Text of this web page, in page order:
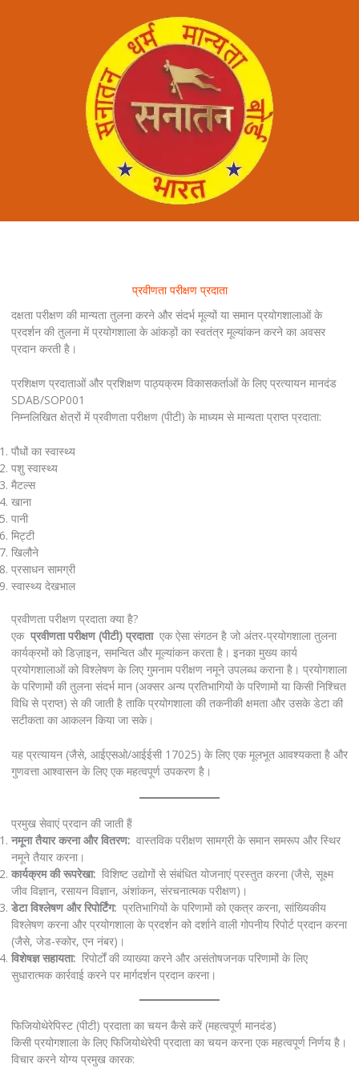
प्रवीणता परीक्षण प्रदाता
दक्षता परीक्षण की मान्यता तुलना करने और संदर्भ मूल्यों या समान प्रयोगशालाओं के
प्रदर्शन की तुलना में प्रयोगशाला के आंकड़ों का स्वतंत्र मूल्यांकन करने का अवसर
प्रदान करती है।
प्रशिक्षण प्रदाताओं और प्रशिक्षण पाठ्यक्रम विकासकर्ताओं के लिए प्रत्यायन मानदंड
SDAB/SOP001
निम्नलिखित क्षेत्रों में प्रवीणता परीक्षण (पीटी) के माध्यम से मान्यता प्राप्त प्रदाता:
पौधों का स्वास्थ्य
पशु स्वास्थ्य
मैटल्स
खाना
पानी
मिट्टी
खिलौने
प्रसाधन सामग्री
स्वास्थ्य देखभाल
प्रवीणता परीक्षण प्रदाता क्या है?
एक प्रवीणता परीक्षण (पीटी) प्रदाताएक ऐसा संगठन है जो अंतर-प्रयोगशाला तुलना
कार्यक्रमों को डिज़ाइन, समन्वित और मूल्यांकन करता है। इनका मुख्य कार्य
प्रयोगशालाओं को विश्लेषण के लिए गुमनाम परीक्षण नमूने उपलब्ध कराना है। प्रयोगशाला
के परिणामों की तुलना संदर्भ मान (अक्सर अन्य प्रतिभागियों के परिणामों या किसी निश्चित
विधि से प्राप्त) से की जाती है ताकि प्रयोगशाला की तकनीकी क्षमता और उसके डेटा की
सटीकता का आकलन किया जा सके।
यह प्रत्यायन (जैसे, आईएसओ/आईईसी 17025) के लिए एक मूलभूत आवश्यकता है और
गुणवत्ता आश्वासन के लिए एक महत्वपूर्ण उपकरण है।
प्रमुख सेवाएं प्रदान की जाती हैं
नमूना तैयार करना और वितरण:वास्तविक परीक्षण सामग्री के समान समरूप और स्थिर
नमूने तैयार करना।
कार्यक्रम की रूपरेखा:विशिष्ट उद्योगों से संबंधित योजनाएं प्रस्तुत करना (जैसे, सूक्ष्म
जीव विज्ञान, रसायन विज्ञान, अंशांकन, संरचनात्मक परीक्षण)।
डेटा विश्लेषण और रिपोर्टिंग:प्रतिभागियों के परिणामों को एकत्र करना, सांख्यिकीय
विश्लेषण करना और प्रयोगशाला के प्रदर्शन को दर्शाने वाली गोपनीय रिपोर्ट प्रदान करना
(जैसे, जेड-स्कोर, एन नंबर)।
विशेषज्ञ सहायता:रिपोर्टों की व्याख्या करने और असंतोषजनक परिणामों के लिए
सुधारात्मक कार्रवाई करने पर मार्गदर्शन प्रदान करना।
फिजियोथेरेपिस्ट (पीटी) प्रदाता का चयन कैसे करें (महत्वपूर्ण मानदंड)
किसी प्रयोगशाला के लिए फिजियोथेरेपी प्रदाता का चयन करना एक महत्वपूर्ण निर्णय है।
विचार करने योग्य प्रमुख कारक: